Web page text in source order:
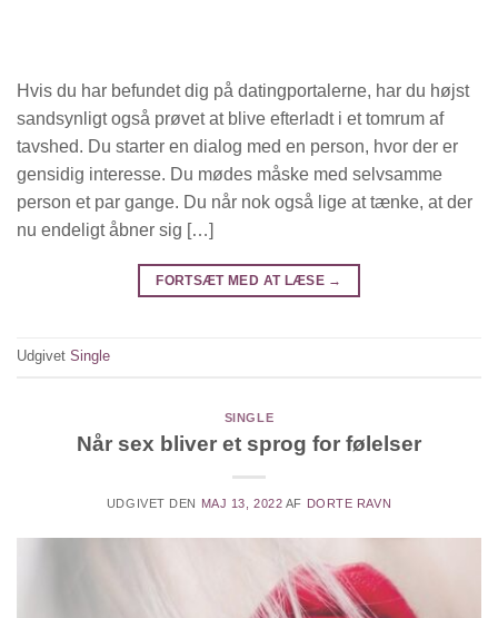
Hvis du har befundet dig på datingportalerne, har du højst
sandsynligt også prøvet at blive efterladt i et tomrum af
tavshed. Du starter en dialog med en person, hvor der er
gensidig interesse. Du mødes måske med selvsamme
person et par gange. Du når nok også lige at tænke, at der
nu endeligt åbner sig […]
FORTSÆT MED AT LÆSE →
Udgivet Single
SINGLE
Når sex bliver et sprog for følelser
UDGIVET DEN MAJ 13, 2022 AF DORTE RAVN